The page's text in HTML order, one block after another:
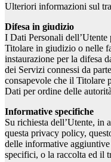
Ulteriori informazioni sul
Difesa in giudizio
I Dati Personali dell’Utente
Titolare in giudizio o nelle
instaurazione per la difesa
dei Servizi connessi da
consapevole che il Titolare
Dati per ordine delle
Informative specifiche
Su richiesta dell’Utente, in
questa privacy policy,
delle informative
specifici, o la raccolta ed il